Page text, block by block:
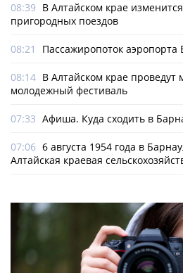
08:39 В Алтайском крае
пригородных поездов
08:21 Пассажиропоток аэропорта
08:14 В Алтайском крае
молодежный фестиваль
07:33 Афиша. Куда сходить в
07:06 6 августа 1954 года в
Алтайская краевая